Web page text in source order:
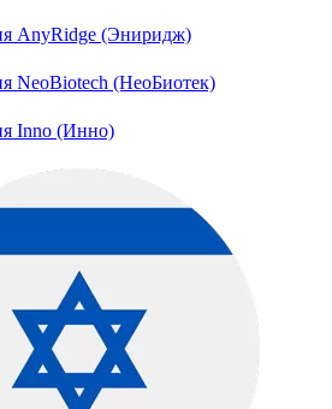
AnyRidge (Эниридж)
NeoBiotech (НеоБиотек)
Inno (Инно)